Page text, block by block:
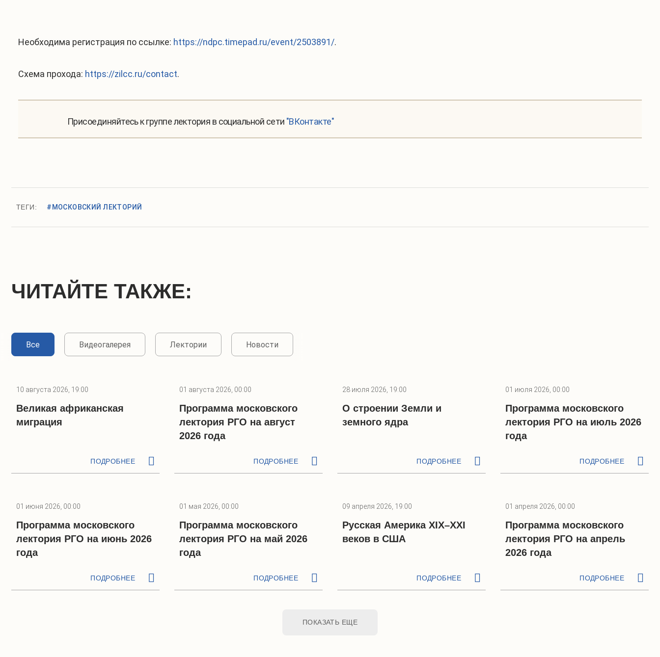
Необходима регистрация по ссылке: https://ndpc.timepad.ru/event/2503891/.
Схема прохода: https://zilcc.ru/contact.
Присоединяйтесь к группе лектория в социальной сети "ВКонтакте"
ТЕГИ: #МОСКОВСКИЙ ЛЕКТОРИЙ
ЧИТАЙТЕ ТАКЖЕ:
Все Видеогалерея Лектории Новости
10 августа 2026, 19:00
Великая африканская
миграция
ПОДРОБНЕЕ
01 августа 2026, 00:00
Программа московского
лектория РГО на август
2026 года
ПОДРОБНЕЕ
28 июля 2026, 19:00
О строении Земли и
земного ядра
ПОДРОБНЕЕ
01 июля 2026, 00:00
Программа московского
лектория РГО на июль 2026
года
ПОДРОБНЕЕ
01 июня 2026, 00:00
Программа московского
лектория РГО на июнь 2026
года
ПОДРОБНЕЕ
01 мая 2026, 00:00
Программа московского
лектория РГО на май 2026
года
ПОДРОБНЕЕ
09 апреля 2026, 19:00
Русская Америка XIX–XXI
веков в США
ПОДРОБНЕЕ
01 апреля 2026, 00:00
Программа московского
лектория РГО на апрель
2026 года
ПОДРОБНЕЕ
ПОКАЗАТЬ ЕЩЕ